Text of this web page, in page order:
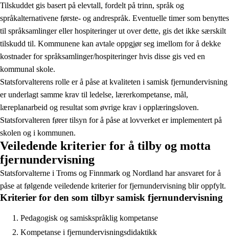
Tilskuddet gis basert på elevtall, fordelt på trinn, språk og
språkalternativene første- og andrespråk. Eventuelle timer som benyttes
til språksamlinger eller hospiteringer ut over dette, gis det ikke særskilt
tilskudd til. Kommunene kan avtale oppgjør seg imellom for å dekke
kostnader for språksamlinger/hospiteringer hvis disse gis ved en
kommunal skole.
Statsforvalterens rolle er å påse at kvaliteten i samisk fjernundervisning
er underlagt samme krav til ledelse, lærerkompetanse, mål,
læreplanarbeid og resultat som øvrige krav i opplæringsloven.
Statsforvalteren fører tilsyn for å påse at lovverket er implementert på
skolen og i kommunen.
Veiledende kriterier for å tilby og motta
fjernundervisning
Statsforvalterne i Troms og Finnmark og Nordland har ansvaret for å
påse at følgende veiledende kriterier for fjernundervisning blir oppfylt.
Kriterier for den som tilbyr samisk fjernundervisning
Pedagogisk og samiskspråklig kompetanse
Kompetanse i fjernundervisningsdidaktikk